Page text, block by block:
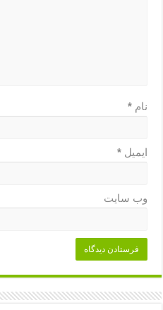
نام*
ایمیل*
وب‌ سایت